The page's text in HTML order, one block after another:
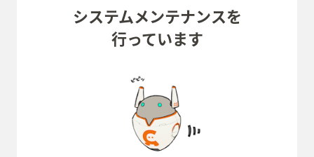
システムメンテナンスを
行っています